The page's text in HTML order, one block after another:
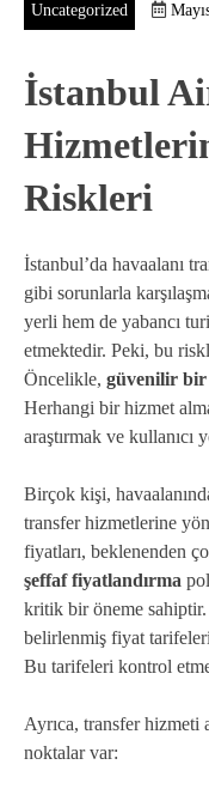
Uncategorized
İstanbul
Riskleri
İstanbul’da havaalanı
gibi sorunlarla
yerli hem de yabancı
etmektedir. Peki, bu
Öncelikle, güvenilir bir
Herhangi bir hizmet
araştırmak ve kullanıcı
Birçok kişi,
transfer hizmetlerine
fiyatları, beklenenden
şeffaf fiyatlandırma
kritik bir öneme
belirlenmiş fiyat
Bu tarifeleri kontrol
Ayrıca, transfer hizmeti
noktalar var: